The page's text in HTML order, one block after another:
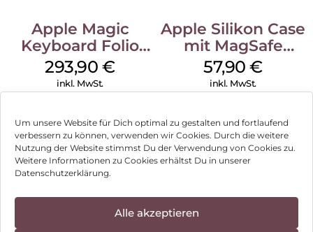
Um unsere Website für Dich optimal zu gestalten und fortlaufend
verbessern zu können, verwenden wir Cookies. Durch die weitere
Nutzung der Website stimmst Du der Verwendung von Cookies zu.
Weitere Informationen zu Cookies erhältst Du in unserer
Datenschutzerklärung.
Alle akzeptieren
Apple Magic
Keyboard Folio
iPad 10.9″ (10.Gen.)
Weiß
293,90€
inkl. MwSt.
Apple Silikon Case
mit MagSafe
iPhone 14 Pro
(PRODUCT)RED
57,90€
inkl. MwSt.
Impressum